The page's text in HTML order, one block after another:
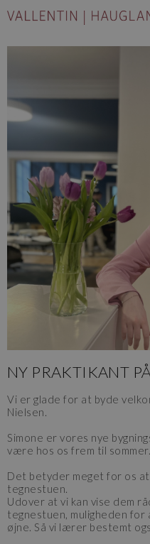
NY PRAKTIKANT
Vi er glade for at byde
Nielsen.
Simone er vores nye
være hos os frem til sommer.
Det betyder meget for os
tegnestuen.
Udover at vi kan vise dem
tegnestuen, muligheden for
øjne. Så vi lærer bestemt